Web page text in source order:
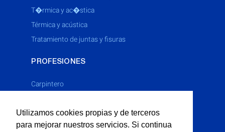
Utilizamos cookies propias y de terceros
para mejorar nuestros servicios. Si continua
t�rmica y ac�stica
térmica y acústica
tratamiento de juntas y fisuras
PROFESIONES
Carpintero
Electricista
Fontanero